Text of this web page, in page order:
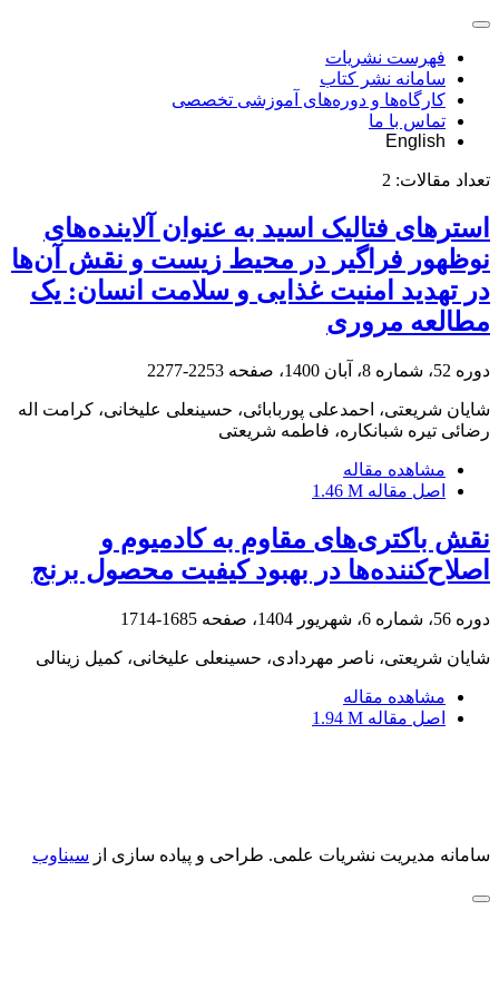
فهرست نشریات
سامانه نشر کتاب
کارگاه‌ها و دوره‌های آموزشی تخصصی
تماس با ما
English
تعداد مقالات: 2
استرهای فتالیک اسید به عنوان آلاینده‌های
نوظهور فراگیر در محیط زیست و نقش آن‌ها
در تهدید امنیت غذایی و سلامت انسان: یک
مطالعه مروری
دوره 52، شماره 8، آبان 1400، صفحه 2253-2277
شایان شریعتی، احمدعلی پوربابائی، حسینعلی علیخانی، کرامت اله
رضائی تیره شبانکاره، فاطمه شریعتی
مشاهده مقاله
اصل مقاله 1.46 M
نقش باکتری‌های مقاوم به کادمیوم و
اصلاح‌کننده‌ها در بهبود کیفیت محصول برنج
دوره 56، شماره 6، شهریور 1404، صفحه 1685-1714
شایان شریعتی، ناصر مهردادی، حسینعلی علیخانی، کمیل زینالی
مشاهده مقاله
اصل مقاله 1.94 M
سامانه مدیریت نشریات علمی. طراحی و پیاده سازی از سیناوب